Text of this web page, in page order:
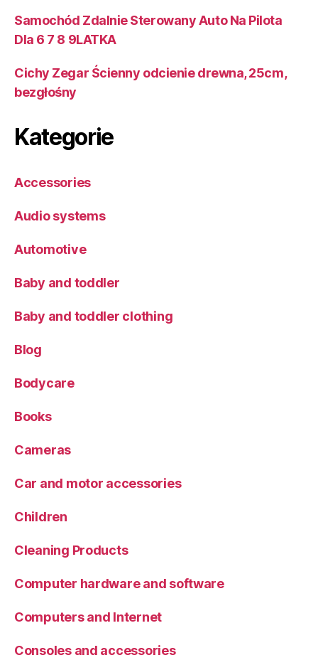
Samochód Zdalnie Sterowany Auto Na Pilota
Dla 6 7 8 9LATKA
Cichy Zegar Ścienny odcienie drewna, 25cm,
bezgłośny
Kategorie
Accessories
Audio systems
Automotive
Baby and toddler
Baby and toddler clothing
Blog
Bodycare
Books
Cameras
Car and motor accessories
Children
Cleaning Products
Computer hardware and software
Computers and Internet
Consoles and accessories